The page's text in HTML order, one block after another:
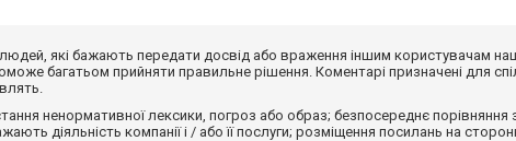
людей, які бажають передати досвід або враження іншим користувачам
багатьом прийняти правильне рішення. Коментарі призначені для
ненормативної лексики, погроз або образ; безпосереднє
діяльність компанії і / або її послуги; розміщення посилань на